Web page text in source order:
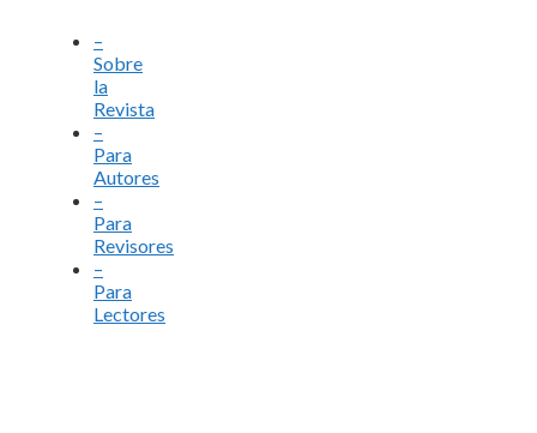
–
Sobre
la
Revista
–
Para
Autores
–
Para
Revisores
–
Para
Lectores